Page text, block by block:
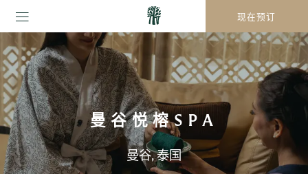
现在预订
曼谷悦榕SPA
曼谷, 泰国